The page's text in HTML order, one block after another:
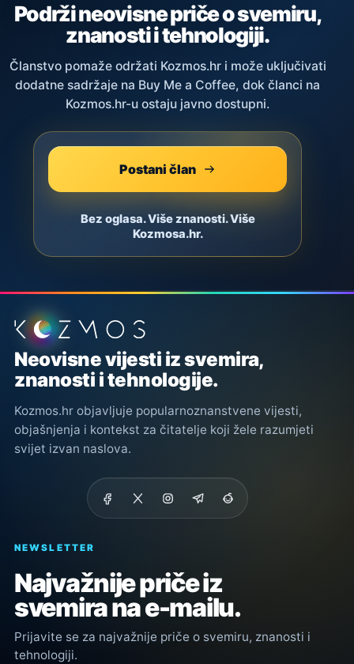
Podrži neovisne priče o svemiru,
znanosti i tehnologiji.
Članstvo pomaže održati Kozmos.hr i može uključivati
dodatne sadržaje na Buy Me a Coffee, dok članci na
Kozmos.hr-u ostaju javno dostupni.
Postani član
Bez oglasa. Više znanosti. Više
Kozmosa.hr.
Podnožje stranice
Neovisne vijesti iz svemira,
znanosti i tehnologije.
Kozmos.hr objavljuje popularnoznanstvene vijesti,
objašnjenja i kontekst za čitatelje koji žele razumjeti
svijet izvan naslova.
NEWSLETTER
Najvažnije priče iz
svemira na e-mailu.
Prijavite se za najvažnije priče o svemiru, znanosti i
tehnologiji.